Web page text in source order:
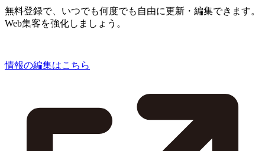
無料登録で、いつでも何度でも自由に更新・編集できます。
Web集客を強化しましょう。
情報の編集はこちら